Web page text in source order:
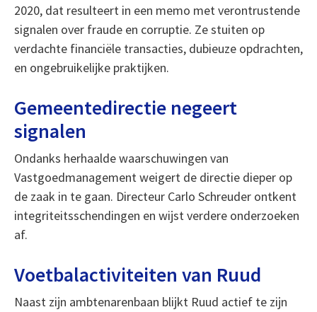
2020, dat resulteert in een memo met verontrustende
signalen over fraude en corruptie. Ze stuiten op
verdachte financiële transacties, dubieuze opdrachten,
en ongebruikelijke praktijken.
Gemeentedirectie negeert
signalen
Ondanks herhaalde waarschuwingen van
Vastgoedmanagement weigert de directie dieper op
de zaak in te gaan. Directeur Carlo Schreuder ontkent
integriteitsschendingen en wijst verdere onderzoeken
af.
Voetbalactiviteiten van Ruud
Naast zijn ambtenarenbaan blijkt Ruud actief te zijn